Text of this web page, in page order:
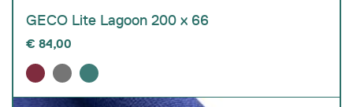
GECO Lite Lagoon 200 x 66
€ 84,00